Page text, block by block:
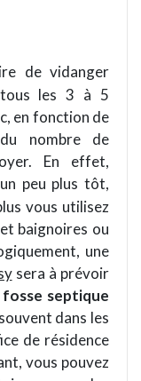
de vidanger
les 3 à 5
en fonction de
nombre de
En effet,
peu plus tôt,
vous utilisez
baignoires ou
une
sera à prévoir
fosse septique
dans les
de résidence
vous pouvez